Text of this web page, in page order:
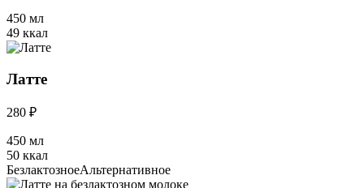
450 мл
49 ккал
Латте
280 ₽
450 мл
50 ккал
БезлактозноеАльтернативное